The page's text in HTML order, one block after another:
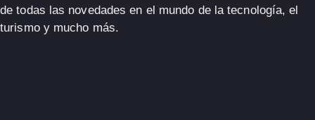
de todas las novedades en el mundo de la tecnología, el
turismo y mucho más.